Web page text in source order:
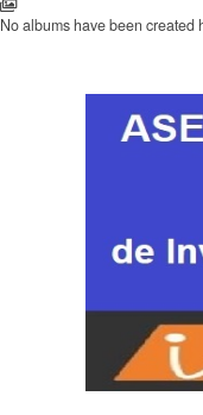
No albums have been created